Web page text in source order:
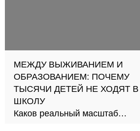
МЕЖДУ ВЫЖИВАНИЕМ И
ОБРАЗОВАНИЕМ: ПОЧЕМУ
ТЫСЯЧИ ДЕТЕЙ НЕ ХОДЯТ В
ШКОЛУ
Каков реальный масштаб